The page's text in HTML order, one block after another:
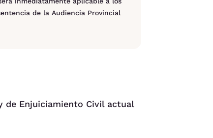
de la Audiencia Provincial
de Enjuiciamiento Civil actual